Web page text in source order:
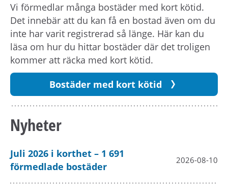
Vi förmedlar många bostäder med kort kötid.
Det innebär att du kan få en bostad även om du
inte har varit registrerad så länge. Här kan du
läsa om hur du hittar bostäder där det troligen
kommer att räcka med kort kötid.
Bostäder med kort kötid
Nyheter
Juli 2026 i korthet – 1 691
förmedlade bostäder
2026-08-10